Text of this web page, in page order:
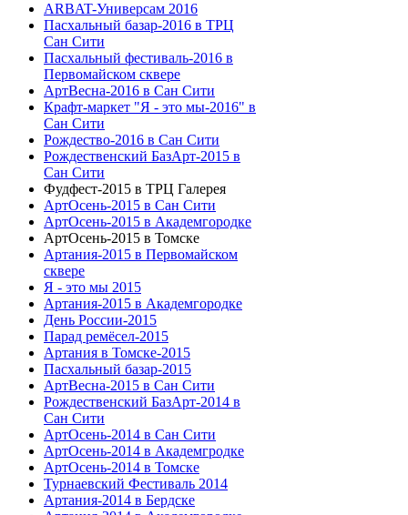
ARBAT-Универсам 2016
Пасхальный базар-2016 в ТРЦ
Сан Сити
Пасхальный фестиваль-2016 в
Первомайском сквере
АртВесна-2016 в Сан Сити
Крафт-маркет "Я - это мы-2016" в
Сан Сити
Рождество-2016 в Сан Сити
Рождественский БазАрт-2015 в
Сан Сити
Фудфест-2015 в ТРЦ Галерея
АртОсень-2015 в Сан Сити
АртОсень-2015 в Академгородке
АртОсень-2015 в Томске
Артания-2015 в Первомайском
сквере
Я - это мы 2015
Артания-2015 в Академгородке
День России-2015
Парад ремёсел-2015
Артания в Томске-2015
Пасхальный базар-2015
АртВесна-2015 в Сан Сити
Рождественский БазАрт-2014 в
Сан Сити
АртОсень-2014 в Сан Сити
АртОсень-2014 в Академгродке
АртОсень-2014 в Томске
Турнаевский Фестиваль 2014
Артания-2014 в Бердске